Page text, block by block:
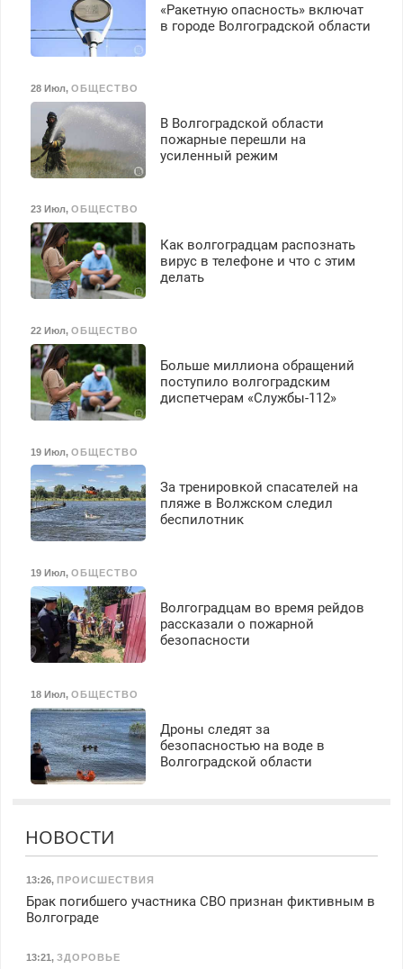
«Ракетную опасность» включат
в городе Волгоградской области
28 Июл, ОБЩЕСТВО
В Волгоградской области
пожарные перешли на
усиленный режим
23 Июл, ОБЩЕСТВО
Как волгоградцам распознать
вирус в телефоне и что с этим
делать
22 Июл, ОБЩЕСТВО
Больше миллиона обращений
поступило волгоградским
диспетчерам «Службы-112»
19 Июл, ОБЩЕСТВО
За тренировкой спасателей на
пляже в Волжском следил
беспилотник
19 Июл, ОБЩЕСТВО
Волгоградцам во время рейдов
рассказали о пожарной
безопасности
18 Июл, ОБЩЕСТВО
Дроны следят за
безопасностью на воде в
Волгоградской области
НОВОСТИ
13:26, ПРОИСШЕСТВИЯ
Брак погибшего участника СВО признан фиктивным в
Волгограде
13:21, ЗДОРОВЬЕ